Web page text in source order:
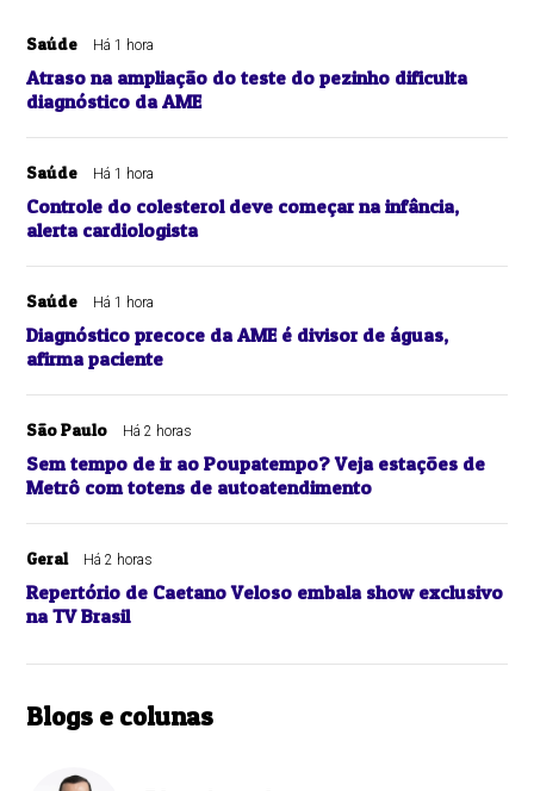
Saúde Há 1 hora
Atraso na ampliação do teste do pezinho dificulta
diagnóstico da AME
Saúde Há 1 hora
Controle do colesterol deve começar na infância,
alerta cardiologista
Saúde Há 1 hora
Diagnóstico precoce da AME é divisor de águas,
afirma paciente
São Paulo Há 2 horas
Sem tempo de ir ao Poupatempo? Veja estações de
Metrô com totens de autoatendimento
Geral Há 2 horas
Repertório de Caetano Veloso embala show exclusivo
na TV Brasil
Blogs e colunas